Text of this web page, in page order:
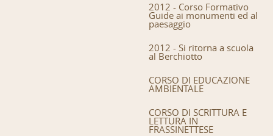
2012 - Corso Formativo
Guide ai monumenti ed al
paesaggio
2012 - Si ritorna a scuola
al Berchiotto
CORSO DI EDUCAZIONE
AMBIENTALE
CORSO DI SCRITTURA E
LETTURA IN
FRASSINETTESE